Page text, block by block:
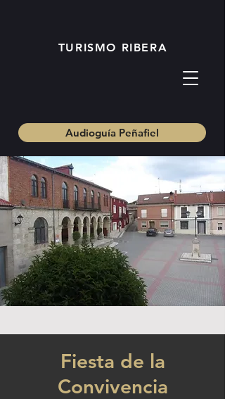
TURISMO RIBERA
Audioguía Peñafiel
Fiesta de la
Convivencia